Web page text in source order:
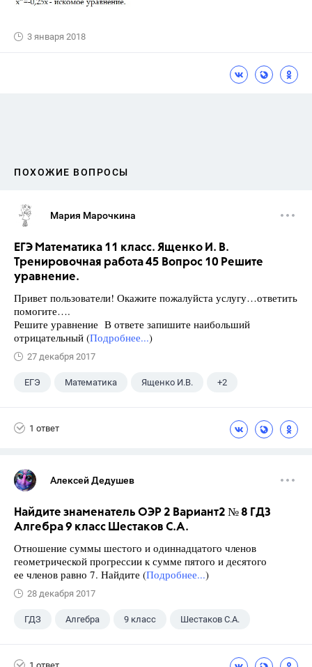
3 января 2018
ПОХОЖИЕ ВОПРОСЫ
Мария Марочкина
ЕГЭ Математика 11 класс. Ященко И. В.
Тренировочная работа 45 Вопрос 10 Решите
уравнение.
Привет пользователи! Окажите пожалуйста услугу…ответить
помогите….
Решите уравнение В ответе запишите наибольший
отрицательный (Подробнее...)
27 декабря 2017
ЕГЭ Математика Ященко И.В. +2
1 ответ
Алексей Дедушев
Найдите знаменатель ОЭР 2 Вариант2 № 8 ГДЗ
Алгебра 9 класс Шестаков С.А.
Отношение суммы шестого и одиннадцатого членов
геометрической прогрессии к сумме пятого и десятого
ее членов равно 7. Найдите (Подробнее...)
28 декабря 2017
ГДЗ Алгебра 9 класс Шестаков С.А.